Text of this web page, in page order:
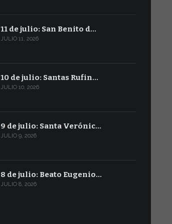
11 de julio: San Benito d…
JULIO 11, 2026
10 de julio: Santas Rufin…
JULIO 10, 2026
9 de julio: Santa Verónic…
JULIO 9, 2026
8 de julio: Beato Eugenio…
JULIO 8, 2026